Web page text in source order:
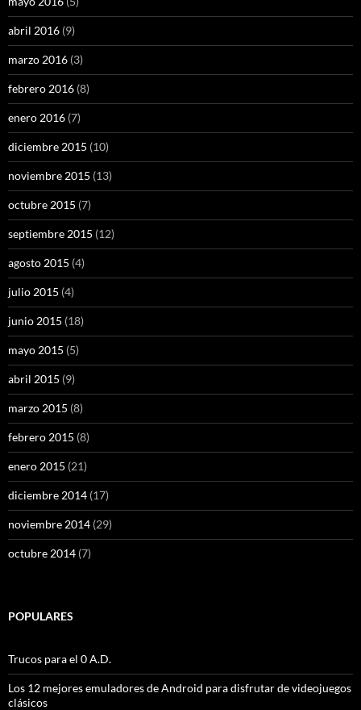
abril 2016 (9)
marzo 2016 (3)
febrero 2016 (8)
enero 2016 (7)
diciembre 2015 (10)
noviembre 2015 (13)
octubre 2015 (7)
septiembre 2015 (12)
agosto 2015 (4)
julio 2015 (4)
junio 2015 (18)
mayo 2015 (5)
abril 2015 (9)
marzo 2015 (8)
febrero 2015 (8)
enero 2015 (21)
diciembre 2014 (17)
noviembre 2014 (29)
octubre 2014 (7)
POPULARES
Trucos para el 0 A.D.
Los 12 mejores emuladores de Android para disfrutar de videojuegos
clásicos